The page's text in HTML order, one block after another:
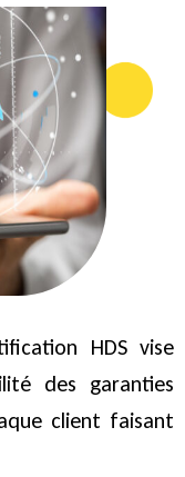
HDS vise
des garanties
client faisant